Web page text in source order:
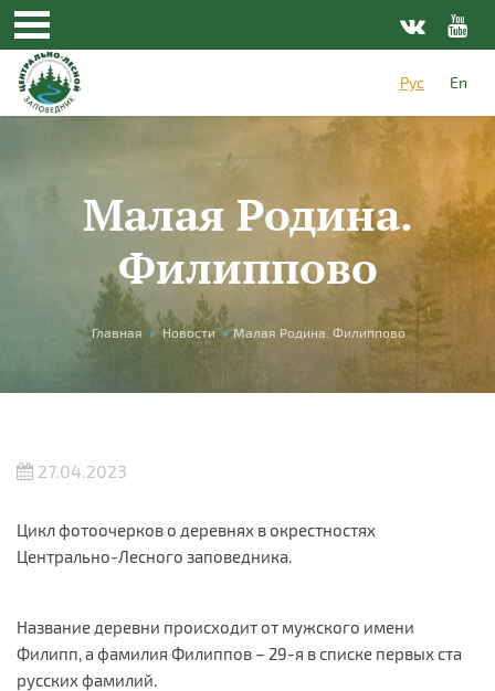
Перейти к основному содержанию
Рус
En
Малая Родина.
Филиппово
Вы здесь
Главная » Новости » Малая Родина. Филиппово
27.04.2023
Цикл фотоочерков о деревнях в окрестностях
Центрально-Лесного заповедника.
Название деревни происходит от мужского имени
Филипп, а фамилия Филиппов – 29-я в списке первых ста
русских фамилий.